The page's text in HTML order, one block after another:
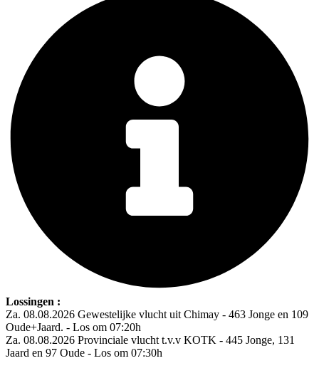
Lossingen :
Za. 08.08.2026 Gewestelijke vlucht uit Chimay - 463 Jonge en 109
Oude+Jaard. - Los om 07:20h
Za. 08.08.2026 Provinciale vlucht t.v.v KOTK - 445 Jonge, 131
Jaard en 97 Oude - Los om 07:30h